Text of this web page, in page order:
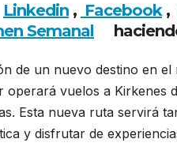
Linkedin , Facebook,
Semanal
de un nuevo destino en
vuelos a Kirkenes
Esta nueva ruta servirá
y disfrutar de